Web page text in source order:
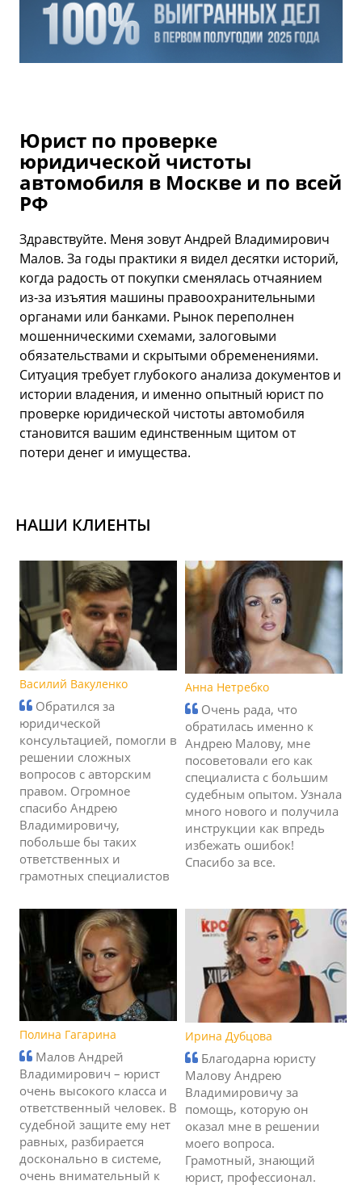
Юрист по проверке
юридической чистоты
автомобиля в Москве и по всей
РФ
Здравствуйте. Меня зовут Андрей Владимирович
Малов. За годы практики я видел десятки историй,
когда радость от покупки сменялась отчаянием
из-за изъятия машины правоохранительными
органами или банками. Рынок переполнен
мошенническими схемами, залоговыми
обязательствами и скрытыми обременениями.
Ситуация требует глубокого анализа документов и
истории владения, и именно опытный юрист по
проверке юридической чистоты автомобиля
становится вашим единственным щитом от
потери денег и имущества.
НАШИ КЛИЕНТЫ
Василий Вакуленко
Обратился за
юридической
консультацией, помогли в
решении сложных
вопросов с авторским
правом. Огромное
спасибо Андрею
Владимировичу,
побольше бы таких
ответственных и
грамотных специалистов
Анна Нетребко
Очень рада, что
обратилась именно к
Андрею Малову, мне
посоветовали его как
специалиста с большим
судебным опытом. Узнала
много нового и получила
инструкции как впредь
избежать ошибок!
Спасибо за все.
Полина Гагарина
Малов Андрей
Владимирович – юрист
очень высокого класса и
ответственный человек. В
судебной защите ему нет
равных, разбирается
досконально в системе,
очень внимательный к
Ирина Дубцова
Благодарна юристу
Малову Андрею
Владимировичу за
помощь, которую он
оказал мне в решении
моего вопроса.
Грамотный, знающий
юрист, профессионал.